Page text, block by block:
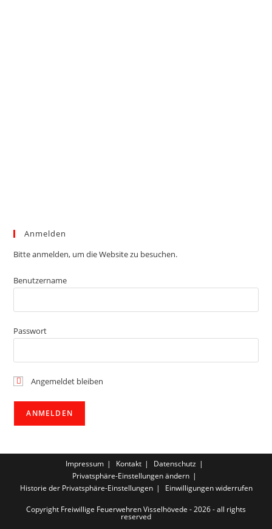
Anmelden
Bitte anmelden, um die Website zu besuchen.
Benutzername
Passwort
Angemeldet bleiben
Impressum Kontakt
Datenschutz
Privatsphäre-Einstellungen ändern
Historie der Privatsphäre-Einstellungen
Einwilligungen widerrufen
Copyright Freiwillige Feuerwehren Visselhövede - 2026 - all rights
reserved